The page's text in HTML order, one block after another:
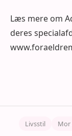
Læs mere om
deres
Livsstil Mor